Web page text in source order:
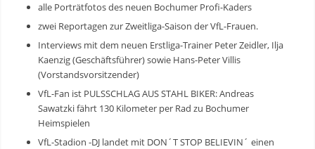
alle Porträtfotos des neuen Bochumer Profi-Kaders
zwei Reportagen zur Zweitliga-Saison der VfL-Frauen.
Interviews mit dem neuen Erstliga-Trainer Peter Zeidler, Ilja
Kaenzig (Geschäftsführer) sowie Hans-Peter Villis
(Vorstandsvorsitzender)
VfL-Fan ist PULSSCHLAG AUS STAHL BIKER: Andreas
Sawatzki fährt 130 Kilometer per Rad zu Bochumer
Heimspielen
VfL-Stadion -DJ landet mit DON´T STOP BELIEVIN´ einen